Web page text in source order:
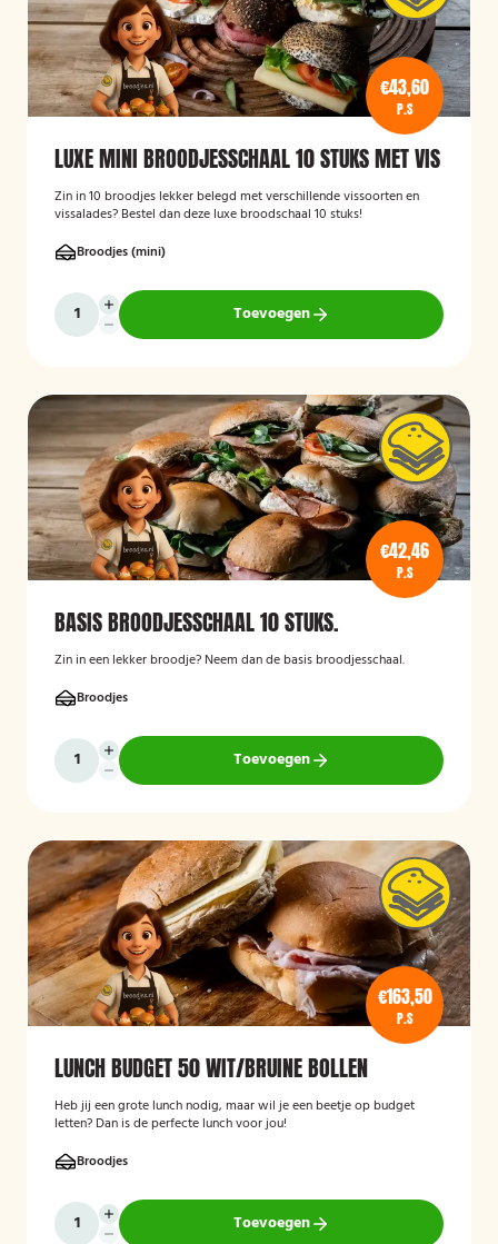
€43,60
P.S
LUXE MINI BROODJESSCHAAL 10 STUKS MET VIS
Zin in 10 broodjes lekker belegd met verschillende vissoorten en
vissalades? Bestel dan deze luxe broodschaal 10 stuks!
Broodjes (mini)
Toevoegen
€42,46
P.S
BASIS BROODJESSCHAAL 10 STUKS.
Zin in een lekker broodje? Neem dan de basis broodjesschaal.
Broodjes
Toevoegen
€163,50
P.S
LUNCH BUDGET 50 WIT/BRUINE BOLLEN
Heb jij een grote lunch nodig, maar wil je een beetje op budget
letten? Dan is de perfecte lunch voor jou!
Broodjes
Toevoegen